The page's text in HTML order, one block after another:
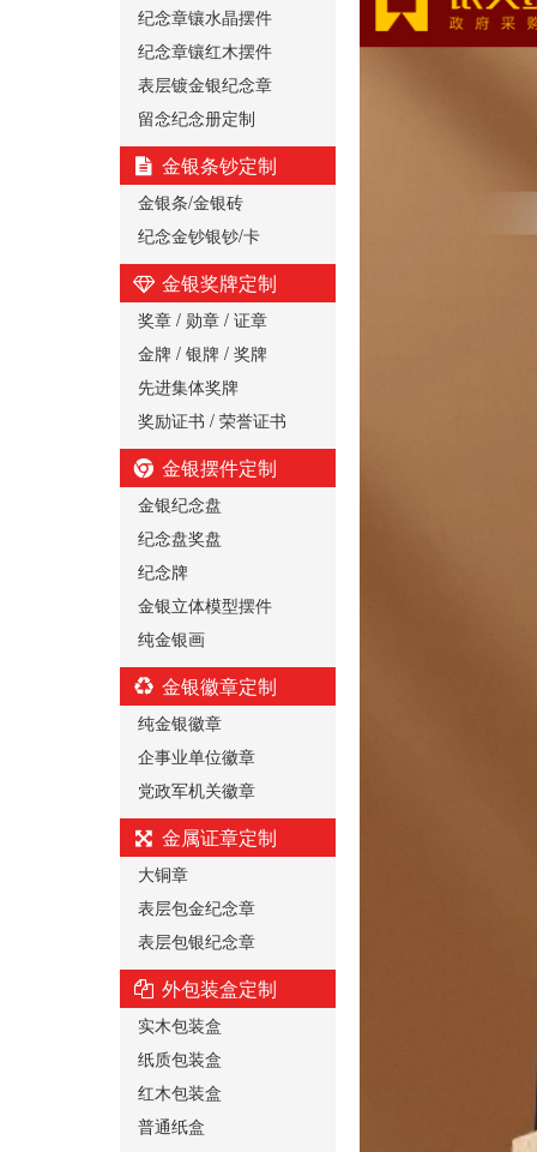
纪念章镶水晶摆件
纪念章镶红木摆件
表层镀金银纪念章
留念纪念册定制
金银条钞定制
金银条/金银砖
纪念金钞银钞/卡
金银奖牌定制
奖章 / 勋章 / 证章
金牌 / 银牌 / 奖牌
先进集体奖牌
奖励证书 / 荣誉证书
金银摆件定制
金银纪念盘
纪念盘奖盘
纪念牌
金银立体模型摆件
纯金银画
金银徽章定制
纯金银徽章
企事业单位徽章
党政军机关徽章
金属证章定制
大铜章
表层包金纪念章
表层包银纪念章
外包装盒定制
实木包装盒
纸质包装盒
红木包装盒
普通纸盒